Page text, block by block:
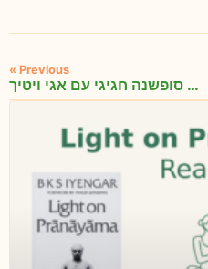
« Previous
מפגש סופשנה חגיגי עם אגי ויטיך